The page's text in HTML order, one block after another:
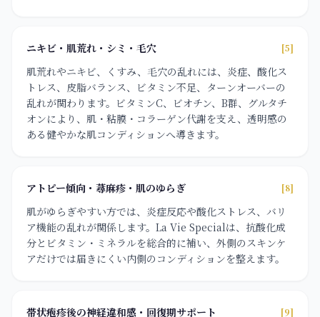
ニキビ・肌荒れ・シミ・毛穴 [5]
肌荒れやニキビ、くすみ、毛穴の乱れには、炎症、酸化ス
トレス、皮脂バランス、ビタミン不足、ターンオーバーの
乱れが関わります。ビタミンC、ビオチン、B群、グルタチ
オンにより、肌・粘膜・コラーゲン代謝を支え、透明感の
ある健やかな肌コンディションへ導きます。
アトピー傾向・蕁麻疹・肌のゆらぎ [8]
肌がゆらぎやすい方では、炎症反応や酸化ストレス、バリ
ア機能の乱れが関係します。La Vie Specialは、抗酸化成
分とビタミン・ミネラルを総合的に補い、外側のスキンケ
アだけでは届きにくい内側のコンディションを整えます。
帯状疱疹後の神経違和感・回復期サポート [9]